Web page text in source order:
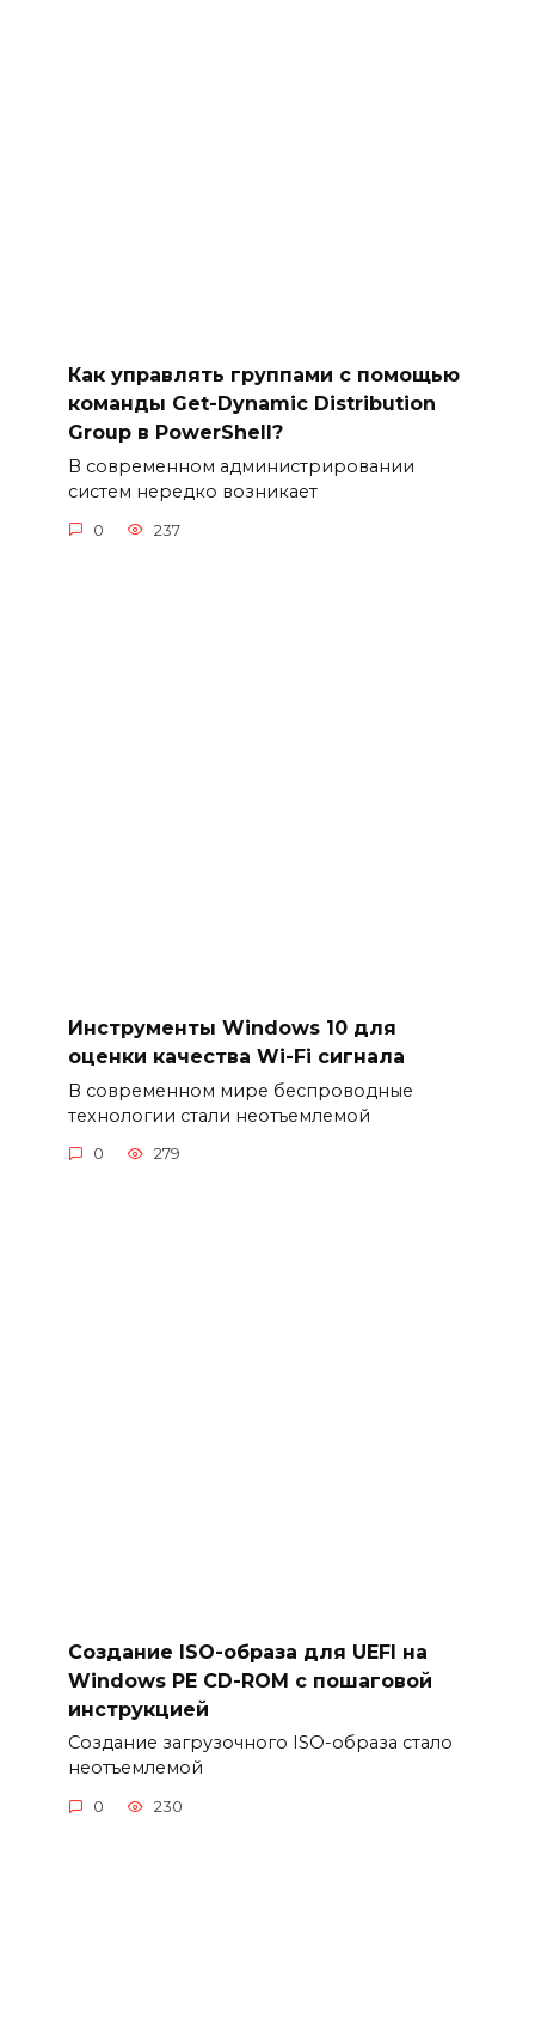
Как управлять группами с помощью
команды Get-Dynamic Distribution
Group в PowerShell?
В современном администрировании
систем нередко возникает
0 237
Инструменты Windows 10 для
оценки качества Wi-Fi сигнала
В современном мире беспроводные
технологии стали неотъемлемой
0 279
Создание ISO-образа для UEFI на
Windows PE CD-ROM с пошаговой
инструкцией
Создание загрузочного ISO-образа стало
неотъемлемой
0 230